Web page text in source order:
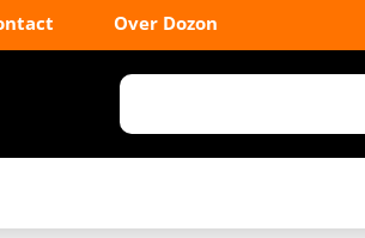
Over Dozon